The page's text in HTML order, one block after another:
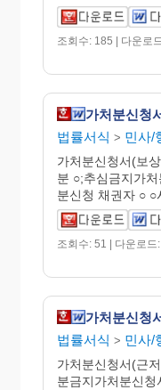
조회수: 185 | 다운로
가처분신청
법률서식 > 민사/
가처분신청서(보
분 ○;추심금지가
분신청 채권자 ○ ○
조회수: 51 | 다운로드
가처분신청
법률서식 > 민사/
가처분신청서(근
분금지가처분신